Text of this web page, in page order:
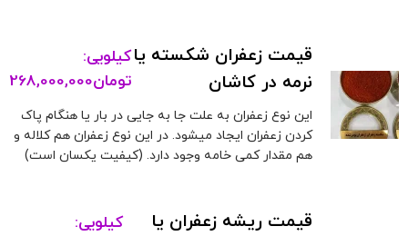
قیمت زعفران شکسته یا
نرمه در کاشان
کیلویی:
تومان268,000,000
این نوع زعفران به علت جا به جایی در بار یا هنگام پاک
کردن زعفران ایجاد میشود. در این نوع زعفران هم کلاله و
هم مقدار کمی خامه وجود دارد. (کیفیت یکسان است)
قیمت ریشه زعفران یا
کیلویی: